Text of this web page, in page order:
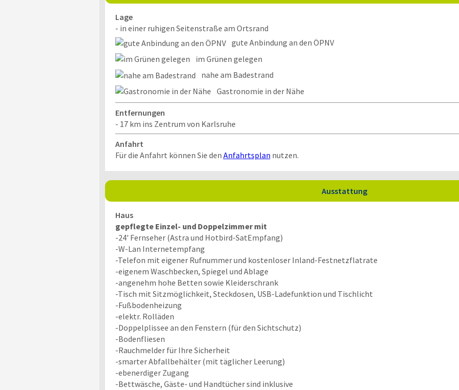
Lage
- in einer ruhigen Seitenstraße am Ortsrand
gute Anbindung an den ÖPNV
im Grünen gelegen
nahe am Badestrand
Gastronomie in der Nähe
Entfernungen
- 17 km ins Zentrum von Karlsruhe
Anfahrt
Für die Anfahrt können Sie den Anfahrtsplan nutzen.
Ausstattung
Haus
gepflegte Einzel- und Doppelzimmer mit
-24' Fernseher (Astra und Hotbird-SatEmpfang)
-W-Lan Internetempfang
-Telefon mit eigener Rufnummer und kostenloser Inland-Festnetzflatrate
-eigenem Waschbecken, Spiegel und Ablage
-angenehm hohe Betten sowie Kleiderschrank
-Tisch mit Sitzmöglichkeit, Steckdosen, USB-Ladefunktion und Tischlicht
-Fußbodenheizung
-elektr. Rolläden
-Doppelplissee an den Fenstern (für den Sichtschutz)
-Bodenfliesen
-Rauchmelder für Ihre Sicherheit
-smarter Abfallbehälter (mit täglicher Leerung)
-ebenerdiger Zugang
-Bettwäsche, Gäste- und Handtücher sind inklusive